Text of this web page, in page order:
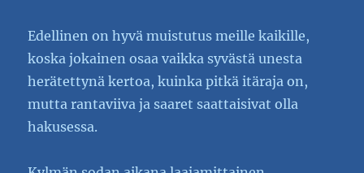
Edellinen on hyvä muistutus meille kaikille,
koska jokainen osaa vaikka syvästä unesta
herätettynä kertoa, kuinka pitkä itäraja on,
mutta rantaviiva ja saaret saattaisivat olla
hakusessa.